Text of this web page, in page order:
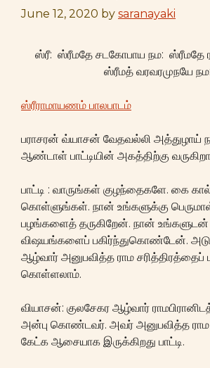
June 12, 2020 by saranayaki
ஸ்ரீ: ஸ்ரீமதே சடகோபாய நம: ஸ்ரீமதே
ஸ்ரீமத் வரவரமுநயே நம:
ஸ்ரீராமாயணம் பாலபாடம்
பராசரன் வ்யாசன் வேதவல்லி அத்துழாய்
ஆண்டாள் பாட்டியின் அகத்திற்கு
பாட்டி : வாருங்கள் குழந்தைகளே. கை
கொள்ளுங்கள். நான் உங்களுக்கு
பழங்களைத் தருகிறேன். நான் உங்களுடன்
விஷயங்களைப் பகிர்ந்துகொண்டேன்.
ஆழ்வார் அனுபவித்த ராம சரித்திரத்தைப்
கொள்ளலாம்.
வியாசன்: குலசேகர ஆழ்வார்
அன்பு கொண்டவர். அவர் அனுபவித்த ராம
கேட்க ஆசையாக இருக்கிறது பாட்டி.